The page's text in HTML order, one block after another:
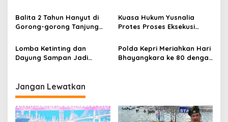
s
ke Polda
Balita 2 Tahun Hanyut di
Gorong-gorong Tanjung
Meninggal Dunia
Kuasa Hukum Yusnalia
Protes Proses Eksekusi
Lomba Ketinting dan
Dayung Sampan Jadi
Kepri
Polda Kepri Meriahkan Hari
Bhayangkara ke 80 dengan
Jangan Lewatkan